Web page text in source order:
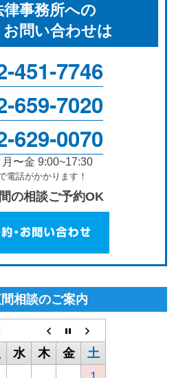
律事務所への
問い合わせは
451-7746
659-7020
629-0070
〜金 9:00~17:30
電話がかかります！
の相談ご予約OK
相談のご案内
水 木 金
土